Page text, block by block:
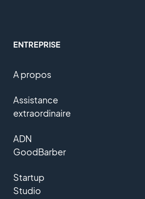
ENTREPRISE
A propos
Assistance
extraordinaire
ADN
GoodBarber
Startup
Studio